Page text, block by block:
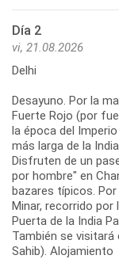
Día 2
vi, 21.08.2026
Delhi
Desayuno. Por la
Fuerte Rojo (por
la época del
más larga de la
Disfruten de un
por hombre" en
bazares típicos. Por
Minar, recorrido por
Puerta de la India
También se visitará
Sahib). Alojamiento